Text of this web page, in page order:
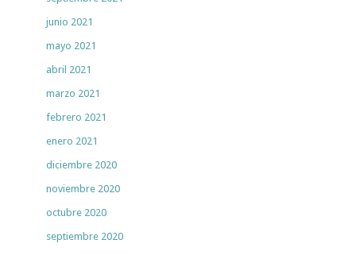
junio 2021
mayo 2021
abril 2021
marzo 2021
febrero 2021
enero 2021
diciembre 2020
noviembre 2020
octubre 2020
septiembre 2020